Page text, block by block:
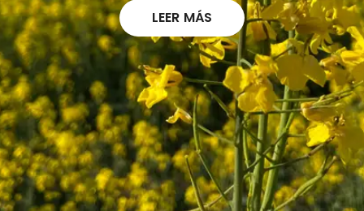
LEER MÁS